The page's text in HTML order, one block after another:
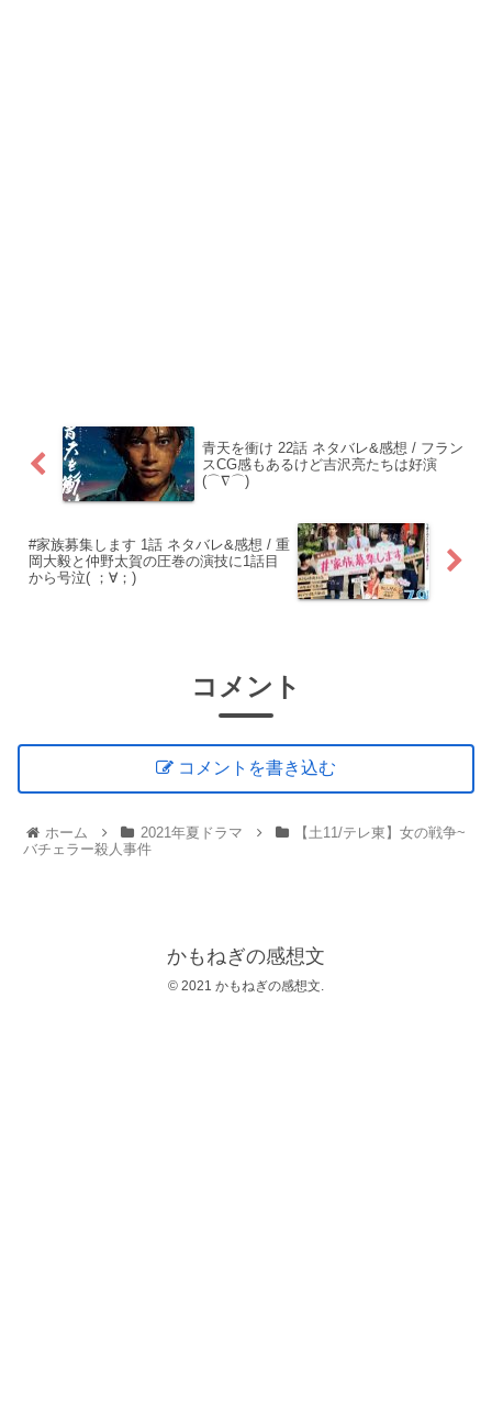
青天を衝け 22話 ネタバレ&感想 / フラン
スCG感もあるけど吉沢亮たちは好演
(⌒∇⌒)
#家族募集します 1話 ネタバレ&感想 / 重
岡大毅と仲野太賀の圧巻の演技に1話目
から号泣( ；∀；)
コメント
コメントを書き込む
ホーム 2021年夏ドラマ
【土11/テレ東】女の戦争~
バチェラー殺人事件
かもねぎの感想文
© 2021 かもねぎの感想文.